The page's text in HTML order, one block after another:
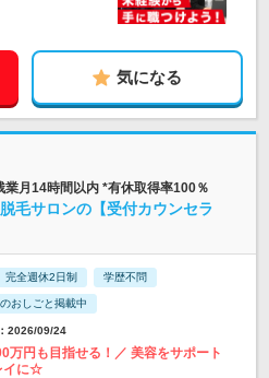
気になる
月14時間以内 *有休取得率100％
毛サロンの【受付カウンセラ
完全週休2日制 学歴不問
おしごと掲載中
2026/09/24
円も目指せる！／ 美容をサポート
イに☆